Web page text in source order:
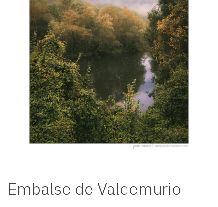
Embalse de Valdemurio